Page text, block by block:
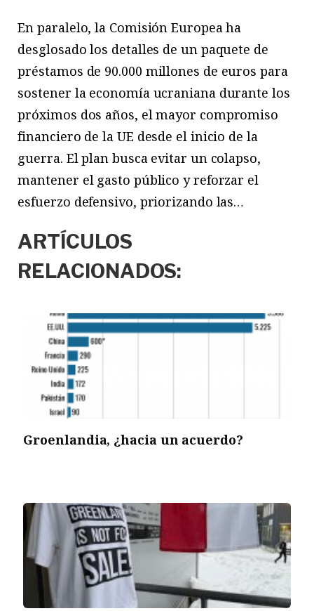
En paralelo, la Comisión Europea ha
desglosado los detalles de un paquete de
préstamos de 90.000 millones de euros para
sostener la economía ucraniana durante los
próximos dos años, el mayor compromiso
financiero de la UE desde el inicio de la
guerra. El plan busca evitar un colapso,
mantener el gasto público y reforzar el
esfuerzo defensivo, priorizando las…
ARTÍCULOS
RELACIONADOS:
Groenlandia, ¿hacia un acuerdo?